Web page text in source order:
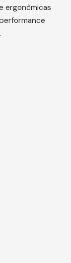
ergonômicas